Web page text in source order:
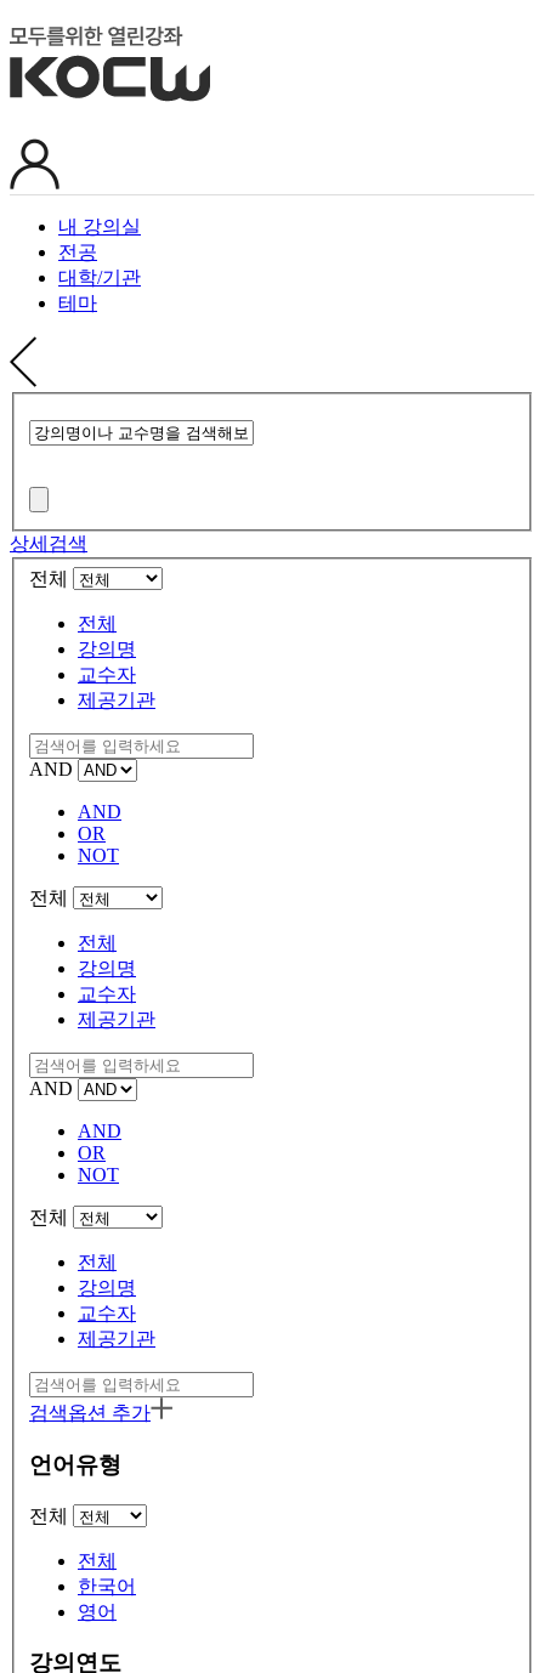
내 강의실
전공
대학/기관
테마
상세검색
전체
전체
강의명
교수자
제공기관
AND
AND
OR
NOT
전체
전체
강의명
교수자
제공기관
AND
AND
OR
NOT
전체
전체
강의명
교수자
제공기관
검색옵션 추가
언어유형
전체
전체
한국어
영어
강의연도